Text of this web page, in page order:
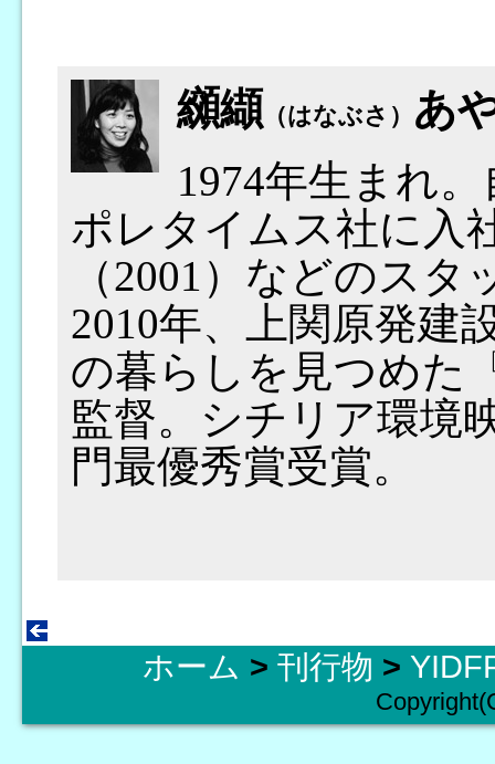
纐纈 （はなぶさ） あ
1974年生まれ
ポレタイムス社に入
（2001）などのス
2010年、上関原発建
の暮らしを見つめた
監督。シチリア環境
門最優秀賞受賞。
ホーム > 刊行物 >